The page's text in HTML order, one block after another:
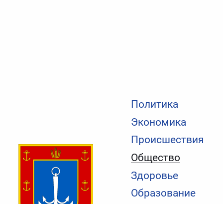
Политика
Экономика
Происшествия
Общество
Здоровье
Образование